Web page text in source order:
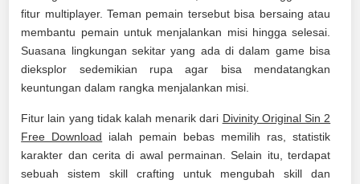
fitur multiplayer. Teman pemain tersebut bisa bersaing atau
membantu pemain untuk menjalankan misi hingga selesai.
Suasana lingkungan sekitar yang ada di dalam game bisa
dieksplor sedemikian rupa agar bisa mendatangkan
keuntungan dalam rangka menjalankan misi.
Fitur lain yang tidak kalah menarik dari Divinity Original Sin 2
Free Download ialah pemain bebas memilih ras, statistik
karakter dan cerita di awal permainan. Selain itu, terdapat
sebuah sistem skill crafting untuk mengubah skill dan